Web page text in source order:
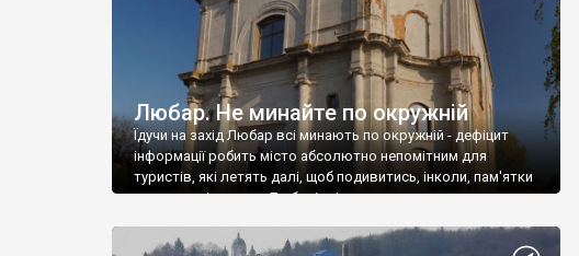
Любар. Не минайте по окружній
Їдучи на захід Любар всі минають по окружній - дефіцит
інформації робить місто абсолютно непомітним для
туристів, які летять далі, щоб подивитись, інколи, пам'ятки
такого ж рівня, як у Любарі, а ін